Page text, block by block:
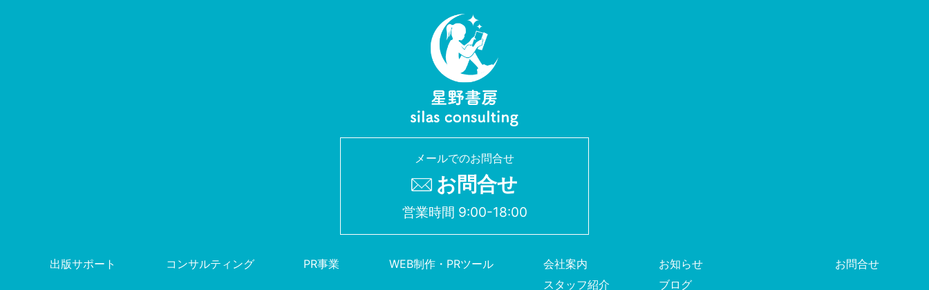
メールでのお問合せ
お問合せ
営業時間 9:00-18:00
出版サポート コンサルティング PR事業 WEB制作・PRツール
会社案内
スタッフ紹介
お知らせ
ブログ
お問合せ